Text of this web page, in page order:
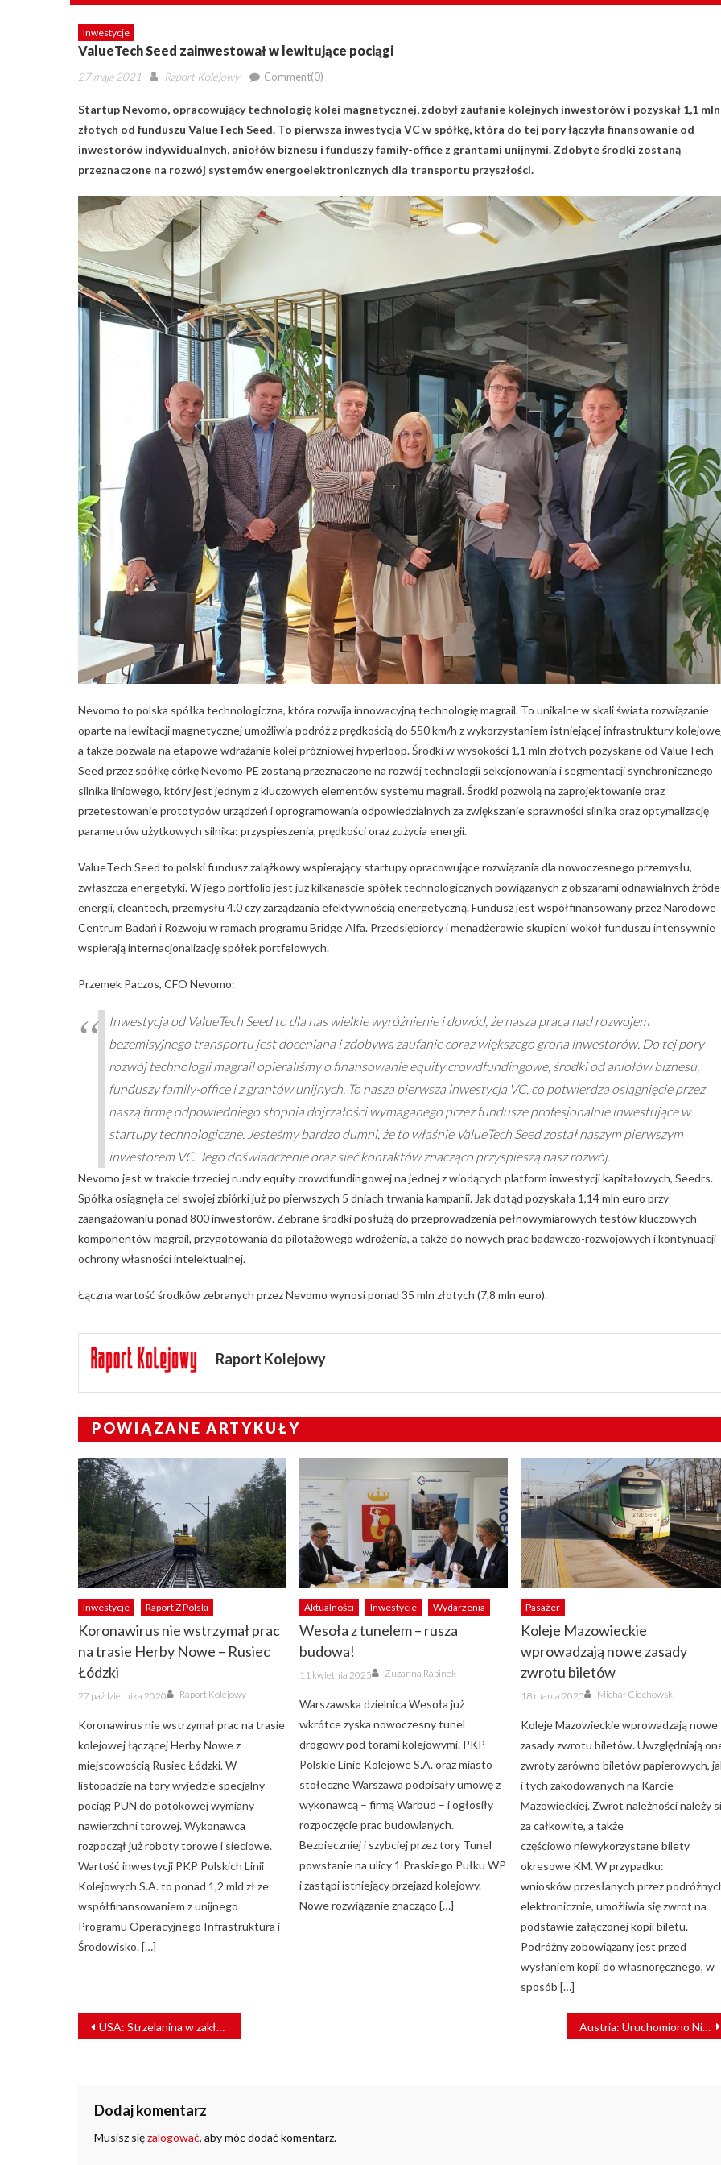
Inwestycje
ValueTech Seed zainwestował w lewitujące pociągi
Posted
27 maja 2021 Author
Raport Kolejowy Comment(0)
Startup Nevomo, opracowujący technologię kolei magnetycznej, zdobył zaufanie kolejnych inwestorów i pozyskał 1,1 mln
złotych od funduszu ValueTech Seed. To pierwsza inwestycja VC w spółkę, która do tej pory łączyła finansowanie od
inwestorów indywidualnych, aniołów biznesu i funduszy family-office z grantami unijnymi. Zdobyte środki zostaną
przeznaczone na rozwój systemów energoelektronicznych dla transportu przyszłości.
Nevomo to polska spółka technologiczna, która rozwija innowacyjną technologię magrail. To unikalne w skali świata rozwiązanie
oparte na lewitacji magnetycznej umożliwia podróż z prędkością do 550 km/h z wykorzystaniem istniejącej infrastruktury
a także pozwala na etapowe wdrażanie kolei próżniowej hyperloop. Środki w wysokości 1,1 mln złotych pozyskane od ValueTech
Seed przez spółkę córkę Nevomo PE zostaną przeznaczone na rozwój technologii sekcjonowania i segmentacji synchronicznego
silnika liniowego, który jest jednym z kluczowych elementów systemu magrail. Środki pozwolą na zaprojektowanie oraz
przetestowanie prototypów urządzeń i oprogramowania odpowiedzialnych za zwiększanie sprawności silnika oraz optymalizację
parametrów użytkowych silnika: przyspieszenia, prędkości oraz zużycia energii.
ValueTech Seed to polski fundusz zalążkowy wspierający startupy opracowujące rozwiązania dla nowoczesnego przemysłu,
zwłaszcza energetyki. W jego portfolio jest już kilkanaście spółek technologicznych powiązanych z obszarami odnawialnych
energii, cleantech, przemysłu 4.0 czy zarządzania efektywnością energetyczną. Fundusz jest współfinansowany przez Narodowe
Centrum Badań i Rozwoju w ramach programu Bridge Alfa. Przedsiębiorcy i menadżerowie skupieni wokół funduszu intensywnie
wspierają internacjonalizację spółek portfelowych.
Przemek Paczos, CFO Nevomo:
Inwestycja od ValueTech Seed to dla nas wielkie wyróżnienie i dowód, że nasza praca nad rozwojem
bezemisyjnego transportu jest doceniana i zdobywa zaufanie coraz większego grona inwestorów. Do tej pory
rozwój technologii magrail opieraliśmy o finansowanie equity crowdfundingowe, środki od aniołów biznesu,
funduszy family-office i z grantów unijnych. To nasza pierwsza inwestycja VC, co potwierdza osiągnięcie przez
naszą firmę odpowiedniego stopnia dojrzałości wymaganego przez fundusze profesjonalnie inwestujące w
startupy technologiczne. Jesteśmy bardzo dumni, że to właśnie ValueTech Seed został naszym pierwszym
inwestorem VC. Jego doświadczenie oraz sieć kontaktów znacząco przyspieszą nasz rozwój.
Nevomo jest w trakcie trzeciej rundy equity crowdfundingowej na jednej z wiodących platform inwestycji kapitałowych, Seedrs.
Spółka osiągnęła cel swojej zbiórki już po pierwszych 5 dniach trwania kampanii. Jak dotąd pozyskała 1,14 mln euro przy
zaangażowaniu ponad 800 inwestorów. Zebrane środki posłużą do przeprowadzenia pełnowymiarowych testów kluczowych
komponentów magrail, przygotowania do pilotażowego wdrożenia, a także do nowych prac badawczo-rozwojowych i kontynuacji
ochrony własności intelektualnej.
Łączna wartość środków zebranych przez Nevomo wynosi ponad 35 mln złotych (7,8 mln euro).
Raport Kolejowy
POWIĄZANE ARTYKUŁY
Inwestycje Raport Z Polski
Koronawirus nie wstrzymał prac
na trasie Herby Nowe – Rusiec
Łódzki
Posted
on
27 października 2020 Author
Raport Kolejowy
Koronawirus nie wstrzymał prac na trasie
kolejowej łączącej Herby Nowe z
miejscowością Rusiec Łódzki. W
listopadzie na tory wyjedzie specjalny
pociąg PUN do potokowej wymiany
nawierzchni torowej. Wykonawca
rozpoczął już roboty torowe i sieciowe.
Wartość inwestycji PKP Polskich Linii
Kolejowych S.A. to ponad 1,2 mld zł ze
współfinansowaniem z unijnego
Programu Operacyjnego Infrastruktura i
Środowisko. […]
Aktualności Inwestycje Wydarzenia
Wesoła z tunelem – rusza
budowa!
Posted
on
11 kwietnia 2025 Author
Zuzanna Rabinek
Warszawska dzielnica Wesoła już
wkrótce zyska nowoczesny tunel
drogowy pod torami kolejowymi. PKP
Polskie Linie Kolejowe S.A. oraz miasto
stołeczne Warszawa podpisały umowę z
wykonawcą – firmą Warbud – i ogłosiły
rozpoczęcie prac budowlanych.
Bezpieczniej i szybciej przez tory Tunel
powstanie na ulicy 1 Praskiego Pułku WP
i zastąpi istniejący przejazd kolejowy.
Nowe rozwiązanie znacząco […]
Pasażer
Koleje Mazowieckie
wprowadzają nowe zasady
zwrotu biletów
Posted
on
18 marca 2020 Author
Michał Ciechowski
Koleje Mazowieckie wprowadzają nowe
zasady zwrotu biletów. Uwzględniają
zwroty zarówno biletów papierowych,
i tych zakodowanych na Karcie
Mazowieckiej. Zwrot należności należy
za całkowite, a także
częściowo niewykorzystane bilety
okresowe KM. W przypadku:
wniosków przesłanych przez
elektronicznie, umożliwia się zwrot na
podstawie załączonej kopii biletu.
Podróżny zobowiązany jest przed
wysłaniem kopii do własnoręcznego, w
sposób […]
NAWIGACJA
WPISU
USA: Strzelanina w zakładzie VTA Austria: Uruchomiono Nightjet z Wiednia do Amsterdamu
Dodaj komentarz
Musisz sięzalogować, aby móc dodać komentarz.